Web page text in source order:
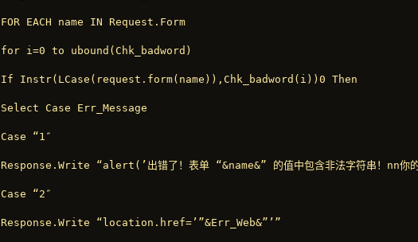
FOR EACH name IN Request.Form
for i=0 to ubound(Chk_badword)
If Instr(LCase(request.form(name)),Chk_badword(i))0 Then
Select Case Err_Message
Case “1″
Response.Write “alert(’出错了！表单 “&name&” 的值中包含非法字符串！nn你
Case “2″
Response.Write “location.href=’”&Err_Web&”’”